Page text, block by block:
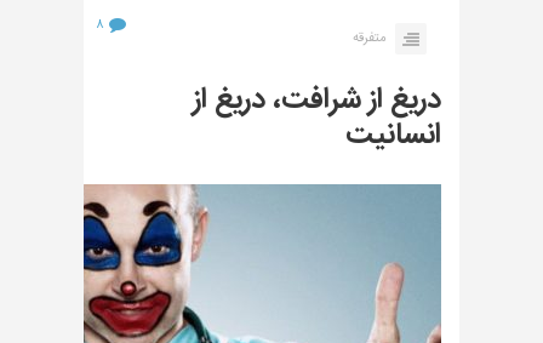
متفرقه
۸
دریغ از شرافت، دریغ از
انسانیت